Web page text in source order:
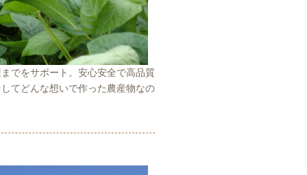
でをサポート。安心安全で高品質
てどんな想いで作った農産物なの